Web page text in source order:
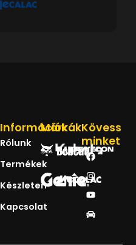
Információk
Rólunk
Termékek
Készleten
Kapcsolat
MárkákKövess
minket